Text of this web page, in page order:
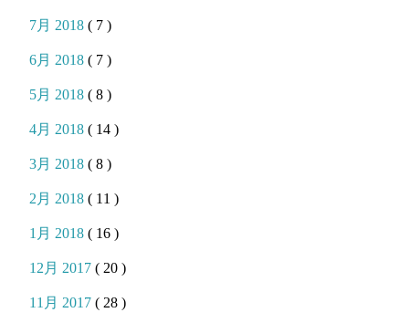
7月 2018( 7 )
6月 2018( 7 )
5月 2018( 8 )
4月 2018( 14 )
3月 2018( 8 )
2月 2018( 11 )
1月 2018( 16 )
12月 2017( 20 )
11月 2017( 28 )